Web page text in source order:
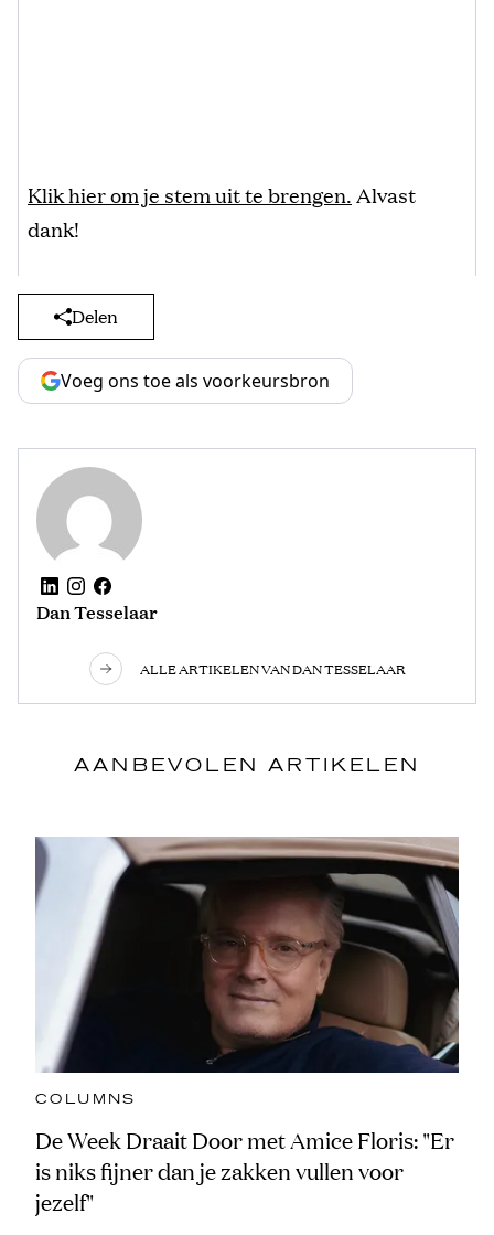
Klik hier om je stem uit te brengen.Alvast
dank!
Delen
Voeg ons toe als voorkeursbron
Dan Tesselaar
ALLE ARTIKELEN VAN DAN TESSELAAR
AANBEVOLEN ARTIKELEN
COLUMNS
De Week Draait Door met Amice Floris: "Er
is niks fijner dan je zakken vullen voor
jezelf"